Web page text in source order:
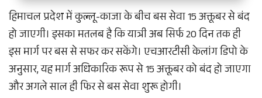
हिमाचल प्रदेश में कुल्लू-काजा के बीच बस सेवा 15 अक्तूबर से बंद
हो जाएगी। इसका मतलब है कि यात्री अब सिर्फ 20 दिन तक ही
इस मार्ग पर बस से सफर कर सकेंगे। एचआरटीसी केलांग डिपो के
अनुसार, यह मार्ग अधिकारिक रूप से 15 अक्तूबर को बंद हो जाएगा
और अगले साल ही फिर से बस सेवा शुरू होगी।